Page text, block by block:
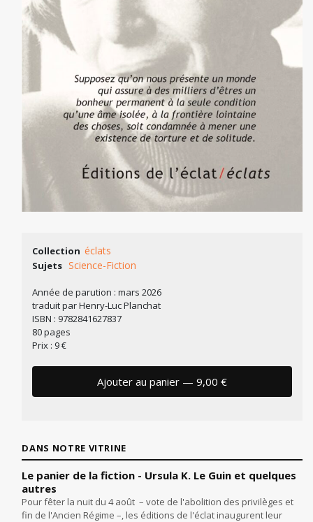
Collection éclats
Sujets Science-Fiction
Année de parution : mars 2026
traduit par Henry-Luc Planchat
ISBN : 9782841627837
80 pages
Prix : 9 €
Ajouter au panier — 9,00 €
DANS NOTRE VITRINE
Le panier de la fiction - Ursula K. Le Guin et quelques
autres
Pour fêter la nuit du 4 août – vote de l'abolition des privilèges et
fin de l'Ancien Régime –, les éditions de l'éclat inaugurent leur